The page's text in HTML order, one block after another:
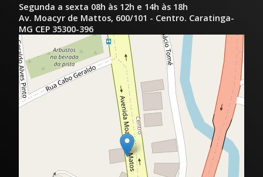
Segunda a sexta 08h às 12h e 14h às 18h
Av. Moacyr de Mattos, 600/101 - Centro. Caratinga-
MG CEP 35300-396